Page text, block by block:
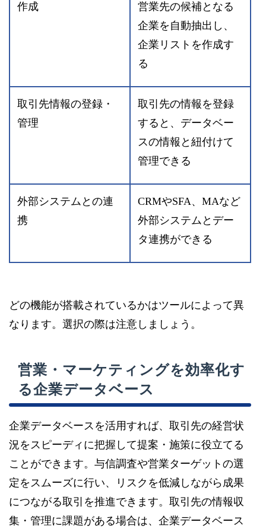
作成
営業先の候補となる
企業を自動抽出し、
企業リストを作成す
る
取引先情報の登録・
管理
取引先の情報を登録
すると、データベー
スの情報と紐付けて
管理できる
外部システムとの連
携
CRMやSFA、MAなど
外部システムとデー
タ連携ができる
どの機能が搭載されているかはツールによって異
なります。選択の際は注意しましょう。
営業・マーケティングを効率化す
る企業データベース
企業データベースを活用すれば、取引先の経営状
況をスピーディに把握して提案・施策に役立てる
ことができます。与信調査や営業ターゲットの選
定をスムーズに行い、リスクを低減しながら成果
につながる取引を推進できます。取引先の情報収
集・管理に課題がある場合は、企業データベース